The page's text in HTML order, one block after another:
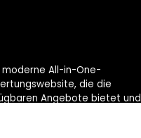
All-in-One-
die die
Angebote bietet und